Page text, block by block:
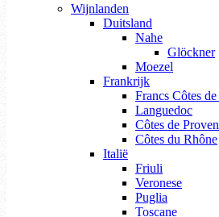
Wijnlanden
Duitsland
Nahe
Glöckner
Moezel
Frankrijk
Francs Côtes
Languedoc
Côtes de
Côtes du Rhône
Italië
Friuli
Veronese
Puglia
Toscane